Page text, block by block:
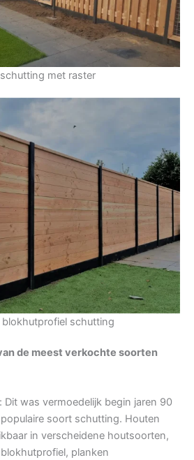
met raster
blokhutprofiel schutting
de meest verkochte soorten
Dit was vermoedelijk begin jaren 90
soort schutting. Houten
in verscheidene houtsoorten,
planken